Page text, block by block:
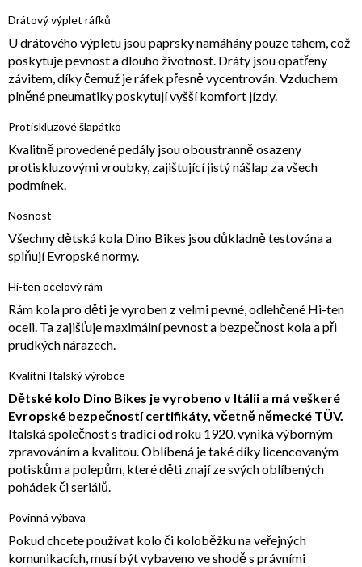
Drátový výplet ráfků
U drátového výpletu jsou paprsky namáhány pouze tahem, což
poskytuje pevnost a dlouho životnost. Dráty jsou opatřeny
závitem, díky čemuž je ráfek přesně vycentrován. Vzduchem
plněné pneumatiky poskytují vyšší komfort jízdy.
Protiskluzové šlapátko
Kvalitně provedené pedály jsou oboustranně osazeny
protiskluzovými vroubky, zajištující jistý nášlap za všech
podmínek.
Nosnost
Všechny dětská kola Dino Bikes jsou důkladně testována a
splňují Evropské normy.
Hi-ten ocelový rám
Rám kola pro děti je vyroben z velmi pevné, odlehčené Hi-ten
oceli. Ta zajišťuje maximální pevnost a bezpečnost kola a při
prudkých nárazech.
Kvalitní Italský výrobce
Dětské kolo Dino Bikes je vyrobeno v Itálii a má veškeré
Evropské bezpečností certifikáty, včetně německé TÜV.
Italská společnost s tradicí od roku 1920, vyniká výborným
zpravováním a kvalitou. Oblíbená je také díky licencovaným
potiskům a polepům, které děti znají ze svých oblíbených
pohádek či seriálů.
Povinná výbava
Pokud chcete používat kolo či koloběžku na veřejných
komunikacích, musí být vybaveno ve shodě s právními